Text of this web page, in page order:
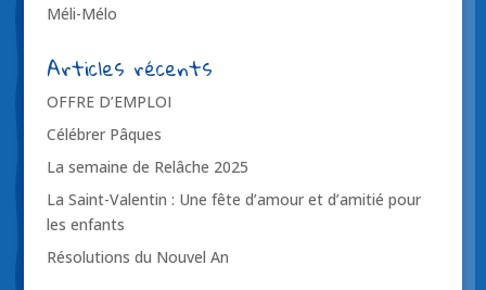
Méli-Mélo
Articles récents
OFFRE D’EMPLOI
Célébrer Pâques
La semaine de Relâche 2025
La Saint-Valentin : Une fête d’amour et d’amitié pour
les enfants
Résolutions du Nouvel An